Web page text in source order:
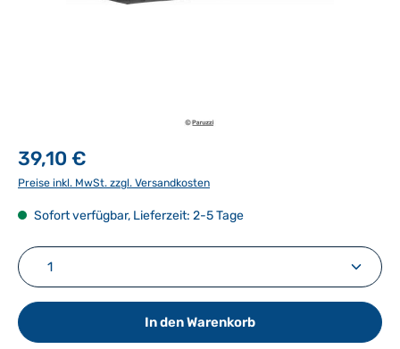
39,10 €
Preise inkl. MwSt. zzgl. Versandkosten
Sofort verfügbar, Lieferzeit: 2-5 Tage
Produkt Anzahl: Gib den gewünschten Wert ein
In den Warenkorb